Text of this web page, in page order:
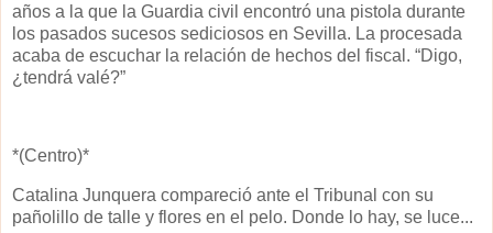
años a la que la Guardia civil encontró una pistola durante
los pasados sucesos sediciosos en Sevilla. La procesada
acaba de escuchar la relación de hechos del fiscal. “Digo,
¿tendrá valé?”
*(Centro)*
Catalina Junquera compareció ante el Tribunal con su
pañolillo de talle y flores en el pelo. Donde lo hay, se luce...